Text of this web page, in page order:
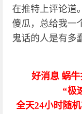
在推特上评论道。
傻瓜，总给我一
鬼话的人是有多
好消息 蜗
“极
全天24小时随